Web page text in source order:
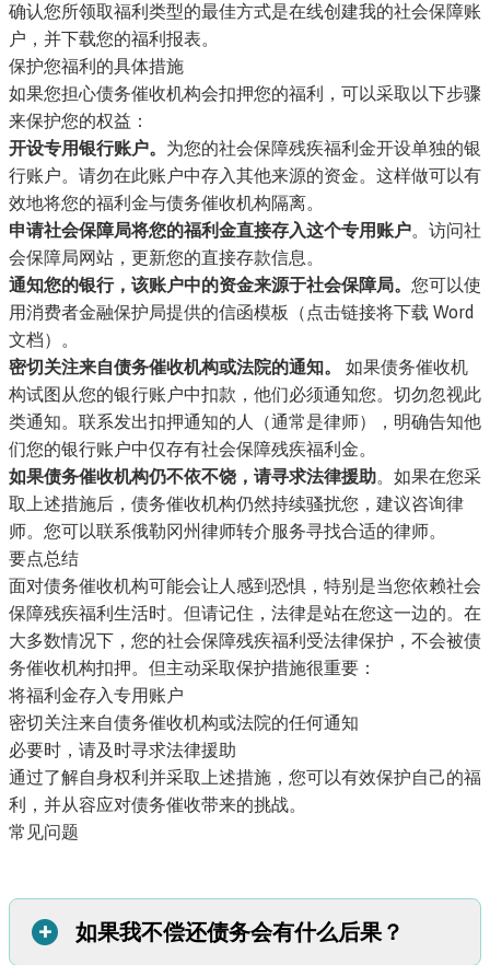
确认您所领取福利类型的最佳方式是在线创建我的社会保障账
户 ，并下载您的福利报表。
保护您福利的具体措施
如果您担心债务催收机构会扣押您的福利，可以采取以下步骤
来保护您的权益：
开设专用银行账户。 为您的社会保障残疾福利金开设单独的银
行账户。请勿在此账户中存入其他来源的资金。这样做可以有
效地将您的福利金与债务催收机构隔离。
申请社会保障局将您的福利金直接存入这个专用账户。 访问社
会保障局网站，更新您的直接存款信息 。
通知您的银行，该账户中的资金来源于社会保障局。 您可以使
用消费者金融保护局提供的信函模板
（点击链接将下载 Word
文档）。
密切关注来自债务催收机构或法院的通知。 如果债务催收机
构试图从您的银行账户中扣款，他们必须通知您。切勿忽视此
类通知。联系发出扣押通知的人（通常是律师），明确告知他
们您的银行账户中仅存有社会保障残疾福利金。
如果债务催收机构仍不依不饶，请寻求法律援助。如果在您采
取上述措施后，债务催收机构仍然持续骚扰您，建议咨询律
师。您可以联系俄勒冈州律师转介服务寻找合适的律师。
要点总结
面对债务催收机构可能会让人感到恐惧，特别是当您依赖社会
保障残疾福利生活时。但请记住，法律是站在您这一边的。在
大多数情况下，您的社会保障残疾福利受法律保护，不会被债
务催收机构扣押。但主动采取保护措施很重要：
将福利金存入专用账户
密切关注来自债务催收机构或法院的任何通知
必要时，请及时寻求法律援助
通过了解自身权利并采取上述措施，您可以有效保护自己的福
利，并从容应对债务催收带来的挑战。
常见问题
如果我不偿还债务会有什么后果？
+